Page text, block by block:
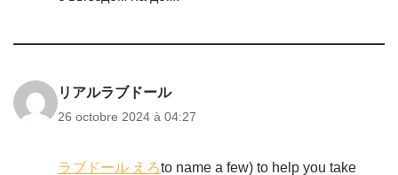
リアルラブドール
26 octobre 2024 à 04:27
ラブドール えろto name a few) to help you take